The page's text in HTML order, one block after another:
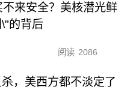
来安全？美核潜光鲜
的背后
阅读 2086
，美西方都不淡定了